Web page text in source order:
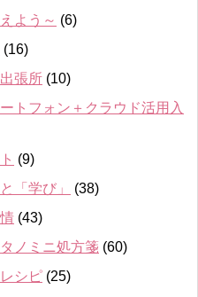
よう～ (6)
(16)
張所 (10)
トフォン＋クラウド活用入
(9)
「学び」
(38)
(43)
ノミニ処方箋 (60)
シピ (25)